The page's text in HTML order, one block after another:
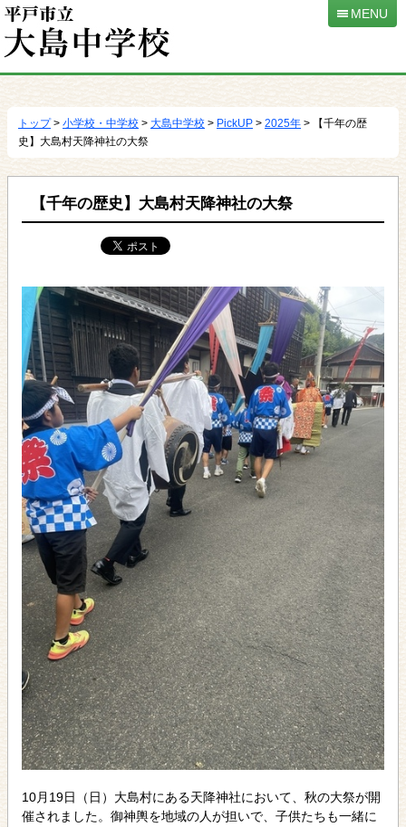
動
MENU
トップ> 小学校・中学校 > 大島中学校 > PickUP > 2025年 > 【千年の歴
史】大島村天降神社の大祭
【千年の歴史】大島村天降神社の大祭
10月19日（日）大島村にある天降神社において、秋の大祭が開
催されました。御神輿を地域の人が担いで、子供たちも一緒に